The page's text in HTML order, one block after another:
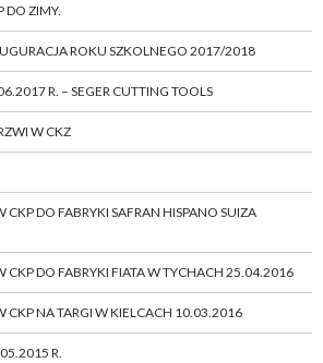
DO ZIMY.
ROKU SZKOLNEGO 2017/2018
R. – SEGER CUTTING TOOLS
W CKZ
DO FABRYKI SAFRAN HISPANO SUIZA
CKP DO FABRYKI FIATA W TYCHACH 25.04.2016
CKP NA TARGI W KIELCACH 10.03.2016
R.